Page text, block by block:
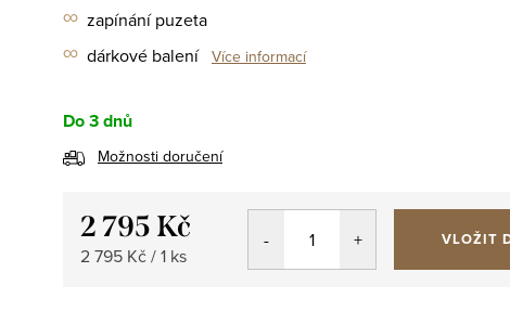
∞ zapínání puzeta
∞ dárkové balení Více informací
Do 3 dnů
Možnosti doručení
2 795 Kč
Měrná
2 795 Kč / 1 ks
VLOŽIT